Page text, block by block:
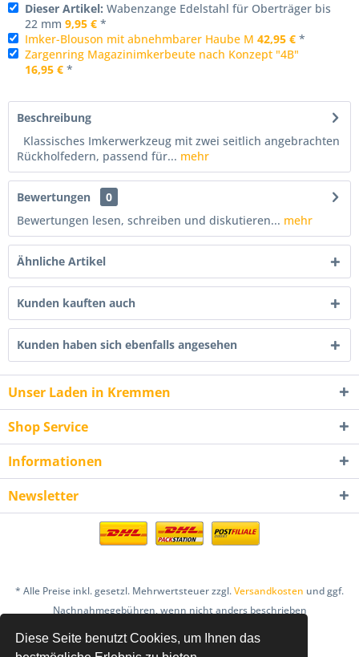
Diese Seite benutzt Cookies, um Ihnen das
Dieser Artikel: Wabenzange Edelstahl für Oberträger bis
22 mm 9,95 € *
Imker-Blouson mit abnehmbarer Haube M 42,95 € *
Zargenring Magazinimkerbeute nach Konzept "4B"
16,95 € *
Beschreibung
Klassisches Imkerwerkzeug mit zwei seitlich angebrachten
Rückholfedern, passend für... mehr
Bewertungen
0
Bewertungen lesen, schreiben und diskutieren... mehr
Ähnliche Artikel
Kunden kauften auch
Kunden haben sich ebenfalls angesehen
Unser Laden in Kremmen
Shop Service
Informationen
Newsletter
* Alle Preise inkl. gesetzl. Mehrwertsteuer zzgl.Versandkosten und ggf.
Nachnahmegebühren, wenn nicht anders beschrieben
AGB Bestellung & Zahlung Datenschutz